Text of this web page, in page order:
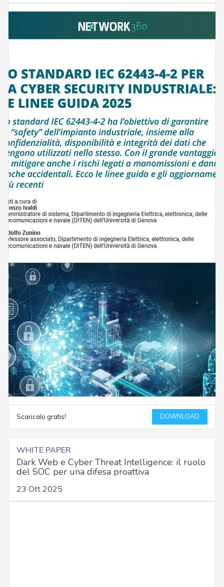
Scaricalo gratis! DOWNLOAD
WHITE PAPER
Dark Web e Cyber Threat Intelligence: il ruolo
del SOC per una difesa proattiva
23 Ott 2025